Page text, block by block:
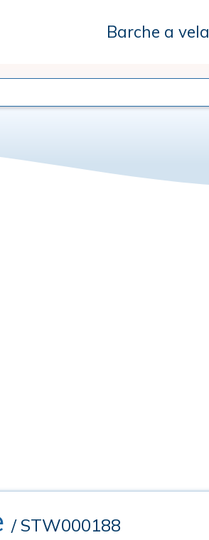
Barche a vela
/ STW000188